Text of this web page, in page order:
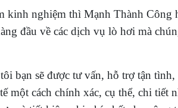
kinh nghiệm thì Mạnh Thành Công
đầu về các dịch vụ lò hơi mà
bạn sẽ được tư vấn, hỗ trợ tận
một cách chính xác, cụ thể, chi tiết